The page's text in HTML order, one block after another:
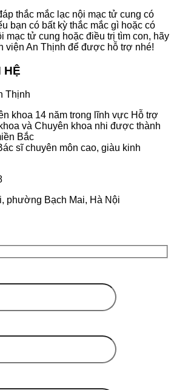
thắc mắc lạc nội mạc tử cung có
bạn có bất kỳ thắc mắc gì hoặc có
mạc tử cung hoặc điều trị tìm con, hãy
viện An Thịnh để được hỗ trợ nhé!
HỆ
Thịnh
khoa 14 năm trong lĩnh vực Hỗ trợ
và Chuyên khoa nhi được thành
Bắc
sĩ chuyên môn cao, giàu kinh
phường Bạch Mai, Hà Nội